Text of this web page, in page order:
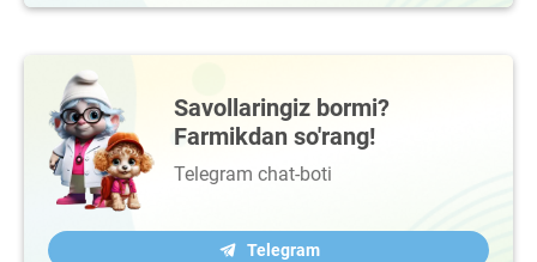
Savollaringiz bormi?
Farmikdan so'rang!
Telegram chat-boti
Telegram